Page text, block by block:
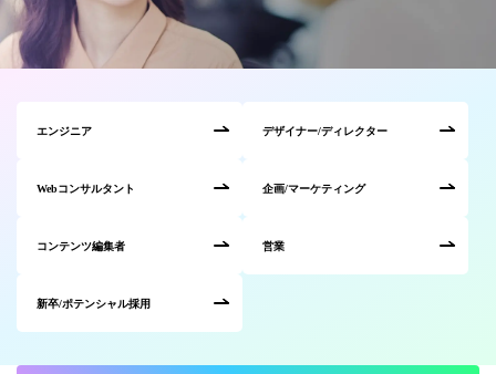
エンジニア デザイナー/ディレクター
Webコンサルタント 企画/マーケティング
コンテンツ編集者 営業
新卒/ポテンシャル採用